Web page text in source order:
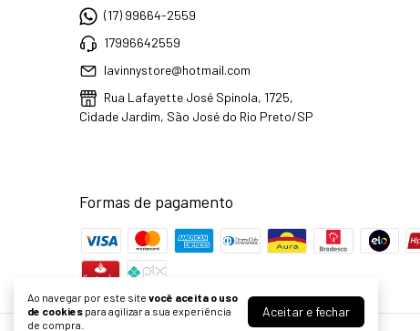
Ao navegar por este site você aceita o uso
de cookies para agilizar a sua experiência
de compra.
Aceitar e fechar
(17) 99664-2559
17996642559
lavinnystore@hotmail.com
Rua Lafayette José Spinola, 1725,
Cidade Jardim, São José do Rio Preto/SP
Formas de pagamento